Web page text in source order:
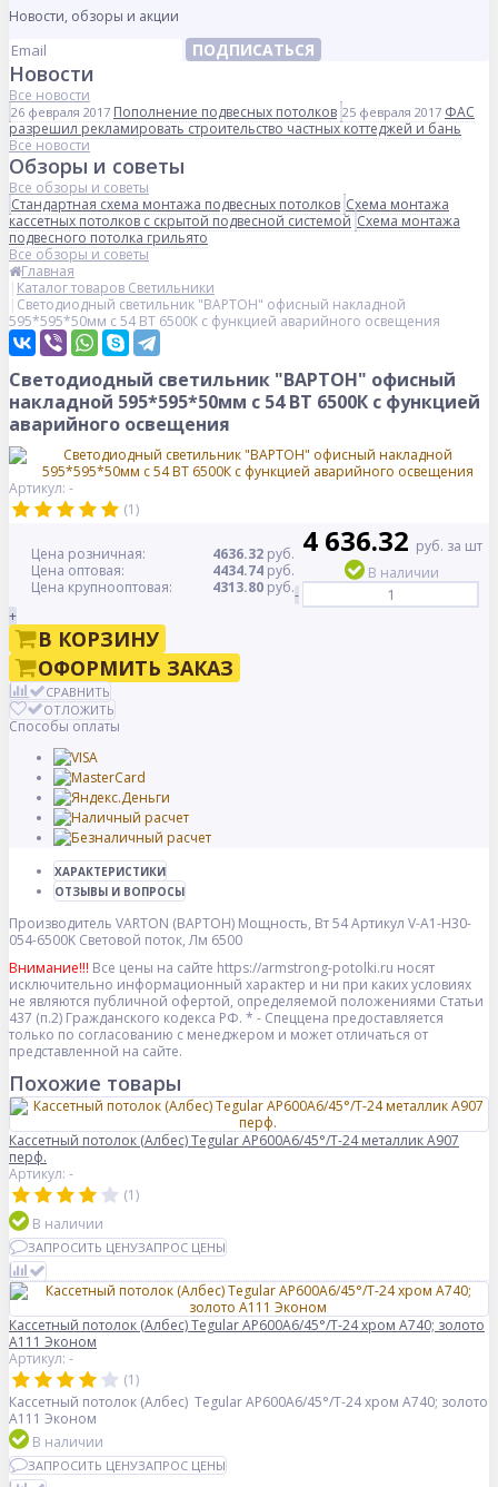
Новости, обзоры и акции
ПОДПИСАТЬСЯ
Новости
Все новости
26 февраля 2017 Пополнение подвесных потолков 25 февраля 2017 ФАС
разрешил рекламировать строительство частных коттеджей и бань
Все новости
Обзоры и советы
Все обзоры и советы
Стандартная схема монтажа подвесных потолков Схема монтажа
кассетных потолков с скрытой подвесной системой Схема монтажа
подвесного потолка грильято
Все обзоры и советы
Главная
Каталог товаров Светильники
Светодиодный светильник "ВАРТОН" офисный накладной
595*595*50мм с 54 ВТ 6500К с функцией аварийного освещения
Светодиодный светильник "ВАРТОН" офисный
накладной 595*595*50мм с 54 ВТ 6500К с функцией
аварийного освещения
Артикул: -
(1)
Цена розничная: 4636.32 руб.
Цена оптовая:
4434.74 руб.
Цена крупнооптовая:
4313.80 руб.
4 636.32 руб. за шт
В наличии
-
+
В КОРЗИНУ
ОФОРМИТЬ ЗАКАЗ
СРАВНИТЬ
ОТЛОЖИТЬ
Способы оплаты
ХАРАКТЕРИСТИКИ
ОТЗЫВЫ И ВОПРОСЫ
Производитель VARTON (ВАРТОН) Мощность, Вт54Артикул V-A1-H30-
054-6500K Световой поток, Лм 6500
Внимание!!! Все цены на сайте https://armstrong-potolki.ru носят
исключительно информационный характер и ни при каких условиях
не являются публичной офертой, определяемой положениями Статьи
437 (п.2) Гражданского кодекса РФ. * - Спеццена предоставляется
только по согласованию с менеджером и может отличаться от
представленной на сайте.
Похожие товары
Кассетный потолок (Албес) Tegular AP600A6/45°/Т-24 металлик А907
перф.
Артикул: -
(1)
В наличии
ЗАПРОСИТЬ ЦЕНУЗАПРОС ЦЕНЫ
Кассетный потолок (Албес) Tegular AP600A6/45°/Т-24 хром А740; золото
А111 Эконом
Артикул: -
(1)
Кассетный потолок (Албес) Tegular AP600A6/45°/Т-24 хром А740; золото
А111 Эконом
В наличии
ЗАПРОСИТЬ ЦЕНУЗАПРОС ЦЕНЫ